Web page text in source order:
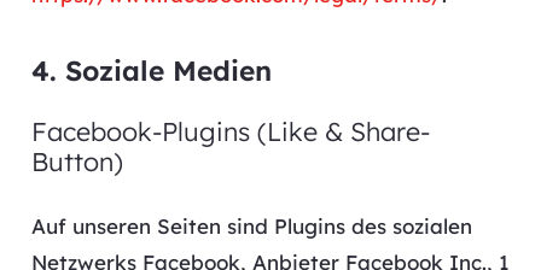
4. Soziale Medien
Facebook-Plugins (Like & Share-
Button)
Auf unseren Seiten sind Plugins des sozialen
Netzwerks Facebook, Anbieter Facebook Inc., 1